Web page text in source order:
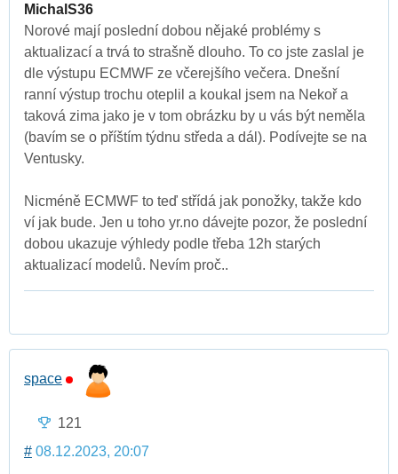
MichalS36
Norové mají poslední dobou nějaké problémy s
aktualizací a trvá to strašně dlouho. To co jste zaslal je
dle výstupu ECMWF ze včerejšího večera. Dnešní
ranní výstup trochu oteplil a koukal jsem na Nekoř a
taková zima jako je v tom obrázku by u vás být neměla
(bavím se o příštím týdnu středa a dál). Podívejte se na
Ventusky.
Nicméně ECMWF to teď střídá jak ponožky, takže kdo
ví jak bude. Jen u toho yr.no dávejte pozor, že poslední
dobou ukazuje výhledy podle třeba 12h starých
aktualizací modelů. Nevím proč..
space
121
# 08.12.2023, 20:07